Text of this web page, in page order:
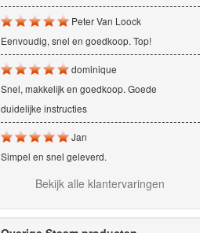
Peter Van Loock
Eenvoudig, snel en goedkoop. Top!
dominique
Snel, makkelijk en goedkoop. Goede
duidelijke instructies
Jan
Simpel en snel geleverd.
Bekijk alle klantervaringen